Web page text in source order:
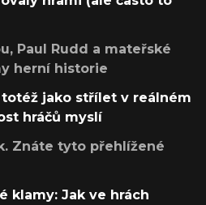
Paul Rudd a mateřské
herní historie
jako střílet v reálném
hráčů myslí
Znáte tyto přehlížené
klamy: Jak ve hrách